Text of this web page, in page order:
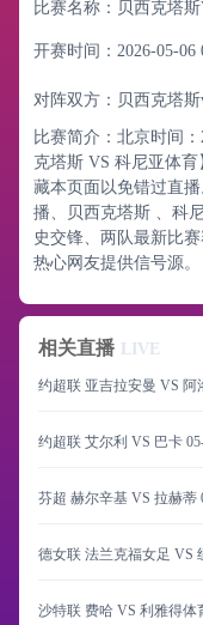
比赛名称：贝西克塔
开赛时间：2026-05-06
对阵双方：贝西克塔
比赛简介：北京时间
克塔斯 VS 科尼亚体
藏本页面以免错过直
播、贝西克塔斯 、科
史交锋、两队最新比
热心网友提供信号源。
相关直播 LIVE
约超联 亚吉拉安曼 VS 阿
约超联 艾尔利 VS 巴卡
芬超 赫尔辛基 VS 拉赫蒂
德女联 法兰克福女足 VS
沙特联 费哈 VS 利雅得体